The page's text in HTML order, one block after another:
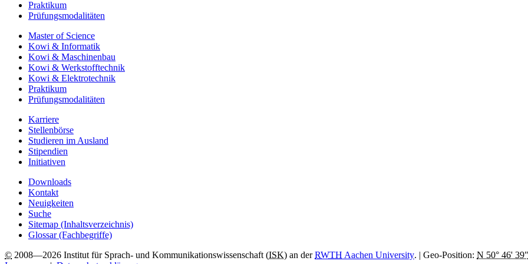
Praktikum
Prüfungsmodalitäten
Master of Science
Kowi & Informatik
Kowi & Maschinenbau
Kowi & Werkstofftechnik
Kowi & Elektrotechnik
Praktikum
Prüfungsmodalitäten
Karriere
Stellenbörse
Studieren im Ausland
Stipendien
Initiativen
Downloads
Kontakt
Neuigkeiten
Suche
Sitemap (Inhaltsverzeichnis)
Glossar (Fachbegriffe)
© 2008—2026 Institut für Sprach- und Kommunikationswissenschaft (ISK) an derRWTH Aachen University. | Geo-Position: N 50° 46' 39"